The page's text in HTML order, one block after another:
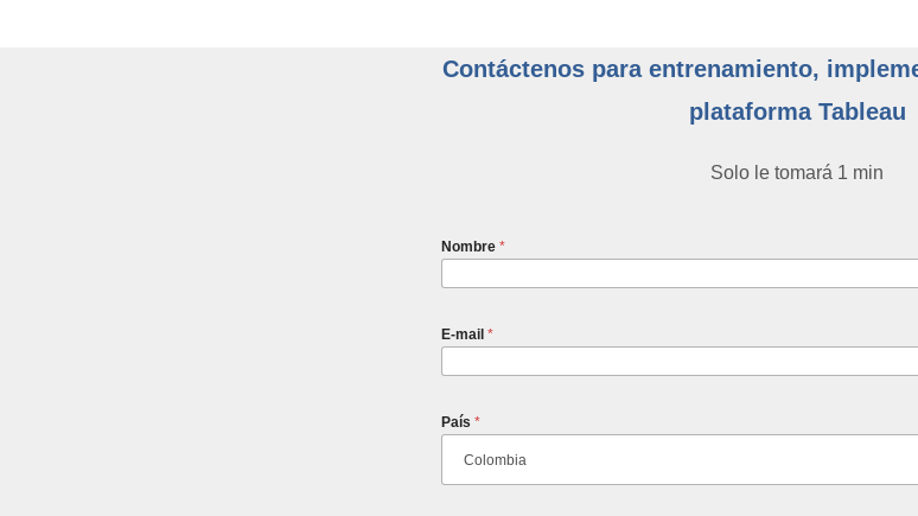
Contáctenos para entrenamiento,
plataforma Tableau
Solo le tomará 1 min
Nombre *
E-mail *
País *